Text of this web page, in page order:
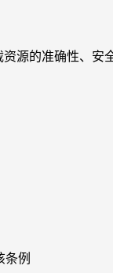
源的准确性、安
例